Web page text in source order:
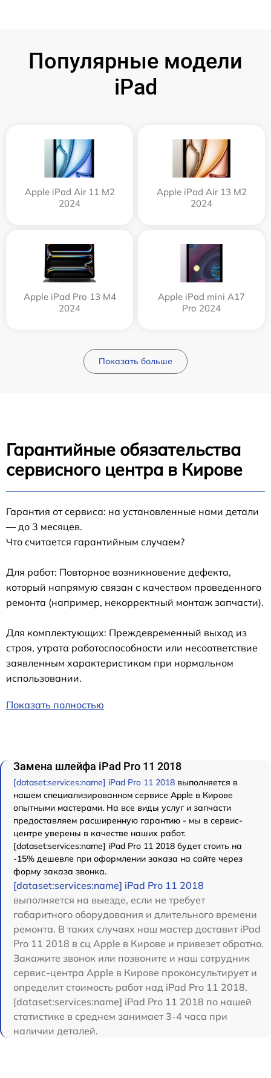
Популярные модели
iPad
Apple iPad Air 11 M2
2024
Apple iPad Air 13 M2
2024
Apple iPad Pro 13 M4
2024
Apple iPad mini A17
Pro 2024
Показать больше
Гарантийные обязательства
сервисного центра в Кирове
Гарантия от сервиса: на установленные нами детали
— до 3 месяцев.
Что считается гарантийным случаем?
Для работ: Повторное возникновение дефекта,
который напрямую связан с качеством проведенного
ремонта (например, некорректный монтаж запчасти).
Для комплектующих: Преждевременный выход из
строя, утрата работоспособности или несоответствие
заявленным характеристикам при нормальном
использовании.
Показать полностью
Замена шлейфа iPad Pro 11 2018
[dataset:services:name] iPad Pro 11 2018 выполняется в
нашем специализированном сервисе Apple в Кирове
опытными мастерами. На все виды услуг и запчасти
предоставляем расширенную гарантию - мы в сервис-
центре уверены в качестве наших работ.
[dataset:services:name] iPad Pro 11 2018 будет стоить на
-15% дешевле при оформлении заказа на сайте через
форму заказа звонка.
[dataset:services:name] iPad Pro 11 2018
выполняется на выезде, если не требует
габаритного оборудования и длительного времени
ремонта. В таких случаях наш мастер доставит iPad
Pro 11 2018 в сц Apple в Кирове и привезет обратно.
Закажите звонок или позвоните и наш сотрудник
сервис-центра Apple в Кирове проконсультирует и
определит стоимость работ над iPad Pro 11 2018.
[dataset:services:name] iPad Pro 11 2018 по нашей
статистике в среднем занимает 3-4 часа при
наличии деталей.